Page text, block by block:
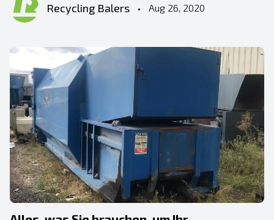
Recycling Balers • Aug 26, 2020